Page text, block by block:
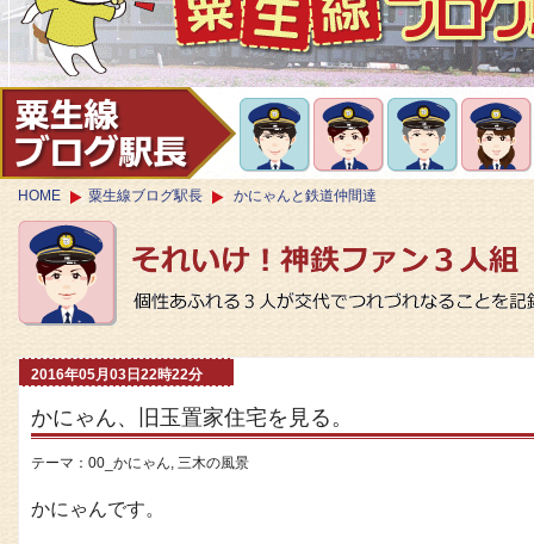
HOME 粟生線ブログ駅長 かにゃんと鉄道仲間達
2016年05月03日22時22分
かにゃん、旧玉置家住宅を見る。
テーマ： 00_かにゃん, 三木の風景
かにゃんです。